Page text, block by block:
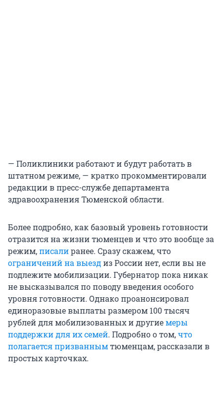
— Поликлиники работают и будут работать в
штатном режиме, — кратко прокомментировали
редакции в пресс-службе департамента
здравоохранения Тюменской области.
Более подробно, как базовый уровень готовности
отразится на жизни тюменцев и что это вообще за
режим,писалиранее. Сразу скажем, что
ограничений на выездиз России нет, если вы не
подлежите мобилизации. Губернатор пока никак
не высказывался по поводу введения особого
уровня готовности. Однако проанонсировал
единоразовые выплаты размером 100 тысяч
рублей для мобилизованных и другиемеры
поддержки для их семей. Подробно о том,что
полагается призваннымтюменцам, рассказали в
простых карточках.